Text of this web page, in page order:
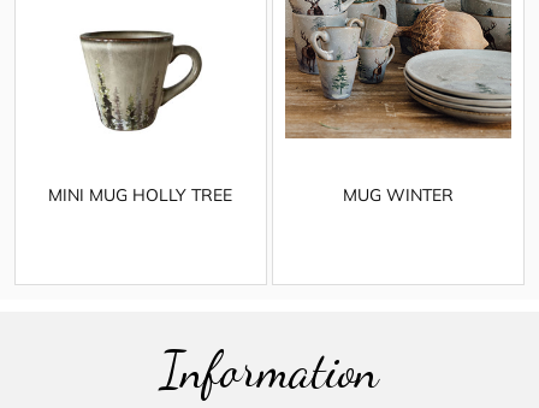
MINI MUG HOLLY TREE MUG WINTER
Information